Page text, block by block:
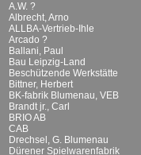
A.W. ?
Albrecht, Arno
ALLBA-Vertrieb-Ihle
Arcado ?
Ballani, Paul
Bau Leipzig-Land
Beschützende Werkstätte
Bittner, Herbert
BK-fabrik Blumenau, VEB
Brandt jr., Carl
BRIO AB
CAB
Drechsel, G. Blumenau
Dürener Spielwarenfabrik